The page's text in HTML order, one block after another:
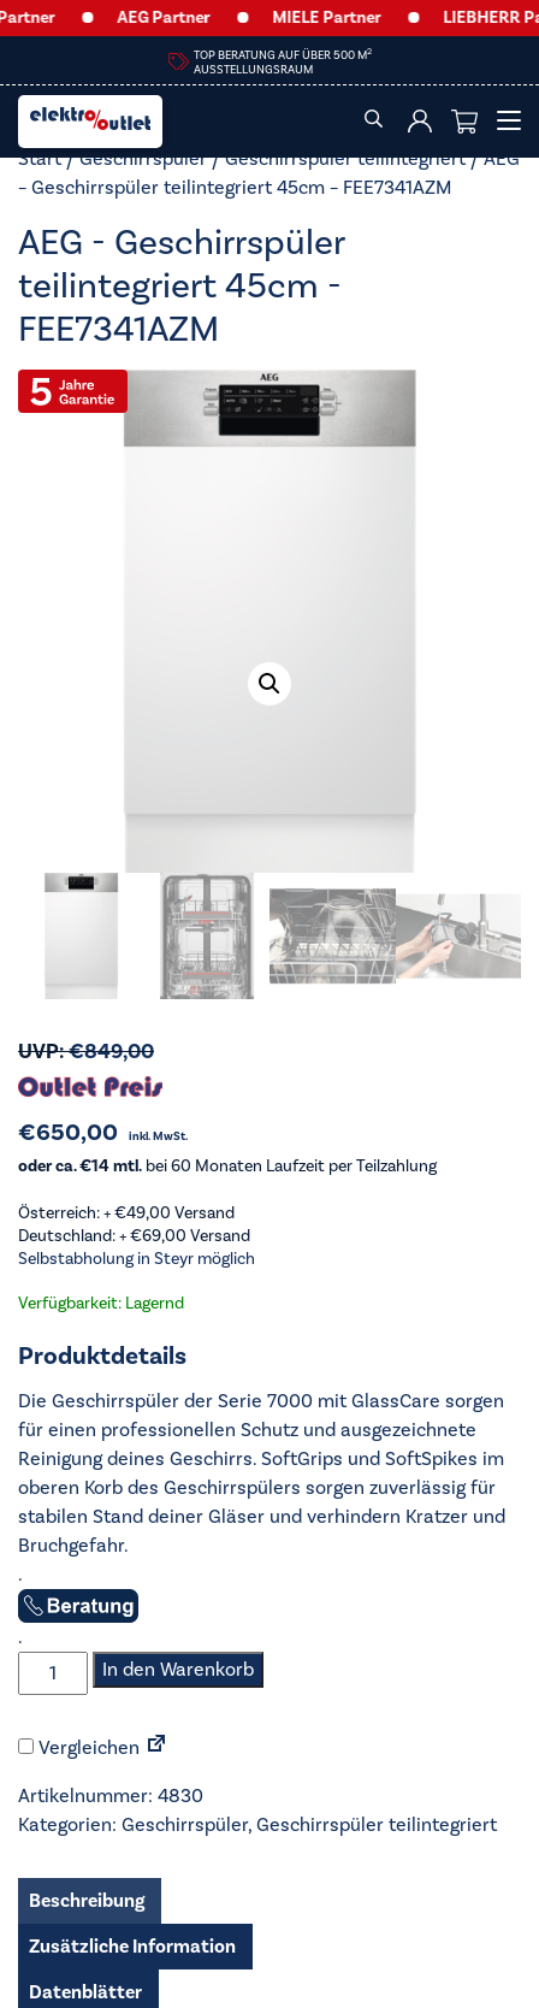
AEG Partner MIELE Partner LIEBHERR
TOP BERATUNG AUF ÜBER 500 M2
AUSSTELLUNGSRAUM
Start/Geschirrspüler/Geschirrspüler teilintegriert/ AEG
– Geschirrspüler teilintegriert 45cm – FEE7341AZM
AEG - Geschirrspüler
teilintegriert 45cm -
FEE7341AZM
UVP:€849,00
€650,00 inkl. MwSt.
oder ca. €14 mtl. bei 60 Monaten Laufzeit per Teilzahlung
Österreich: +€49,00 Versand
Deutschland: +€69,00 Versand
Selbstabholung in Steyr möglich
Verfügbarkeit: Lagernd
Produktdetails
Die Geschirrspüler der Serie 7000 mit GlassCare sorgen
für einen professionellen Schutz und ausgezeichnete
Reinigung deines Geschirrs. SoftGrips und SoftSpikes im
oberen Korb des Geschirrspülers sorgen zuverlässig für
stabilen Stand deiner Gläser und verhindern Kratzer und
Bruchgefahr.
.
.
AEG
-
teilintegriert
-
FEE7341AZM
In den Warenkorb
Vergleichen
Artikelnummer: 4830
Kategorien: Geschirrspüler, Geschirrspüler teilintegriert
Beschreibung
Zusätzliche Information
Datenblätter